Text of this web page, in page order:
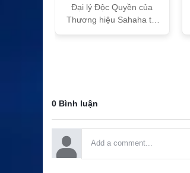
Đại lý Độc Quyền của
Thương hiệu Sahaha tại
0 Bình luận